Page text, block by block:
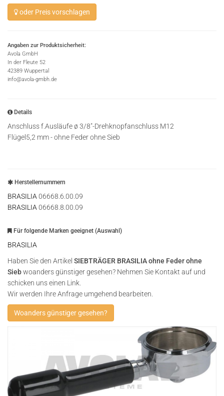
oder Preis vorschlagen
Angaben zur Produktsicherheit:
Avola GmbH
In der Fleute 52
42389 Wuppertal
info@avola-gmbh.de
Details
Anschluss f.Ausläufe ø 3/8"-Drehknopfanschluss M12
Flügel5,2 mm - ohne Feder ohne Sieb
Herstellernummern
BRASILIA 06668.6.00.09
BRASILIA 06668.8.00.09
Für folgende Marken geeignet (Auswahl)
BRASILIA
Haben Sie den Artikel SIEBTRÄGER BRASILIA ohne Feder ohne
Siebwoanders günstiger gesehen? Nehmen Sie Kontakt auf und
schicken uns einen Link.
Wir werden Ihre Anfrage umgehend bearbeiten.
Woanders günstiger gesehen?